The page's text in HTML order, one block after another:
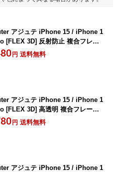
アジュテ iPhone 15 / iPhone 1
[FLEX 3D] 反射防止 複合フレー
ス AJ-IP23M2-G3-EAGBK
円 送料無料
アジュテ iPhone 15 / iPhone 1
[FLEX 3D] 高透明 複合フレーム
AJ-IP23M2-G3-SL2ARCK
円 送料無料
アジュテ iPhone 15 / iPhone 1